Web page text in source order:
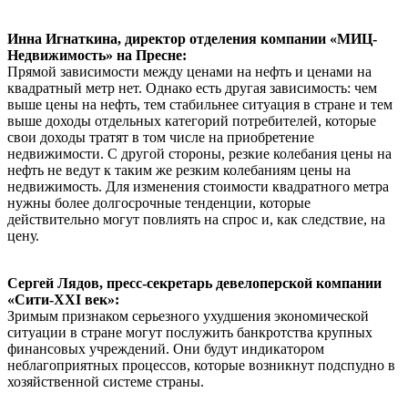
Инна Игнаткина, директор отделения компании «МИЦ-
Недвижимость» на Пресне:
Прямой зависимости между ценами на нефть и ценами на
квадратный метр нет. Однако есть другая зависимость: чем
выше цены на нефть, тем стабильнее ситуация в стране и тем
выше доходы отдельных категорий потребителей, которые
свои доходы тратят в том числе на приобретение
недвижимости. С другой стороны, резкие колебания цены на
нефть не ведут к таким же резким колебаниям цены на
недвижимость. Для изменения стоимости квадратного метра
нужны более долгосрочные тенденции, которые
действительно могут повлиять на спрос и, как следствие, на
цену.
Сергей Лядов, пресс-секретарь девелоперской компании
«Сити-XXI век»:
Зримым признаком серьезного ухудшения экономической
ситуации в стране могут послужить банкротства крупных
финансовых учреждений. Они будут индикатором
неблагоприятных процессов, которые возникнут подспудно в
хозяйственной системе страны.